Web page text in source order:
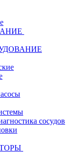
сосудов